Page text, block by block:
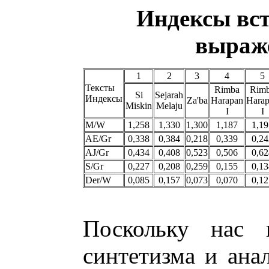
Индексы
Тексты
Индексы
1 2 3 4
5
Si
Miskin
Sejarah
Melaju
Za'ba
Rimba
Harapan
I
I
M/W
1,258 1,330 1,300 1,187
AE/Gr
0,338 0,384 0,218 0,339
AJ/Gr
0,434 0,408 0,523 0,506
S/Gr
0,227 0,208 0,259 0,155
Der/W
0,085 0,157 0,073 0,070
Поскольку нас
синтетизма и